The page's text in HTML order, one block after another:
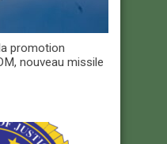
promotion
nouveau missile